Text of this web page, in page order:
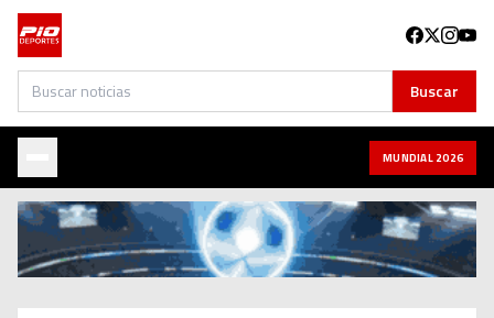
Buscar Buscar
MUNDIAL 2026